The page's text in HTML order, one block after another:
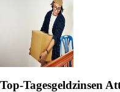
Top-Tagesgeldzinsen